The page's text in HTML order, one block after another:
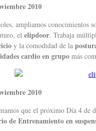
2010
ampliamos conocimientos
el elipdoor. Trabaja
y la comodidad de la
cardio en grupo más
2010
que el próximo Día 4 de
de Entrenamiento en